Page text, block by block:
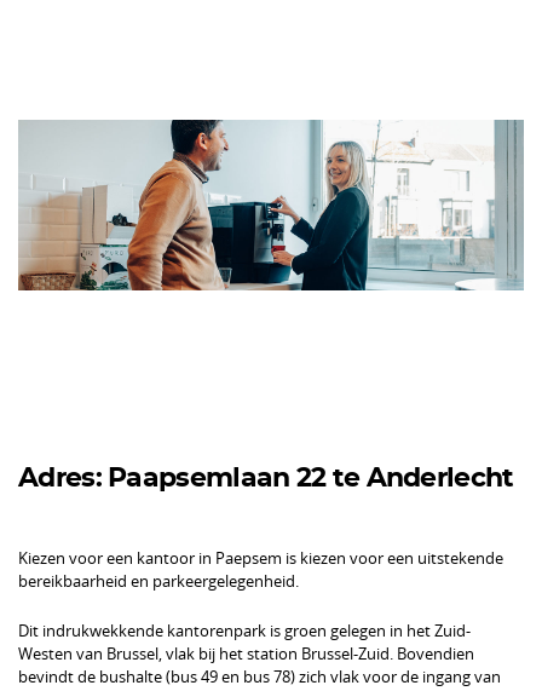
Adres: Paapsemlaan 22 te Anderlecht
Kiezen voor een kantoor in Paepsem is kiezen voor een uitstekende
bereikbaarheid en parkeergelegenheid.
Dit indrukwekkende kantorenpark is groen gelegen in het Zuid-
Westen van Brussel, vlak bij het station Brussel-Zuid. Bovendien
bevindt de bushalte (bus 49 en bus 78) zich vlak voor de ingang van